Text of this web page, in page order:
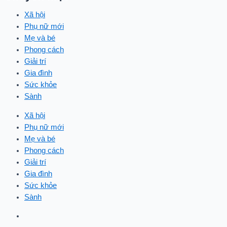
Xã hội
Phụ nữ mới
Mẹ và bé
Phong cách
Giải trí
Gia đình
Sức khỏe
Sành
Xã hội
Phụ nữ mới
Mẹ và bé
Phong cách
Giải trí
Gia đình
Sức khỏe
Sành